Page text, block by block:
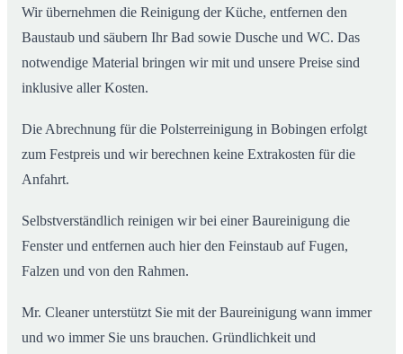
Wir übernehmen die Reinigung der Küche, entfernen den
Baustaub und säubern Ihr Bad sowie Dusche und WC. Das
notwendige Material bringen wir mit und unsere Preise sind
inklusive aller Kosten.
Die Abrechnung für die Polsterreinigung in Bobingen erfolgt
zum Festpreis und wir berechnen keine Extrakosten für die
Anfahrt.
Selbstverständlich reinigen wir bei einer Baureinigung die
Fenster und entfernen auch hier den Feinstaub auf Fugen,
Falzen und von den Rahmen.
Mr. Cleaner unterstützt Sie mit der Baureinigung wann immer
und wo immer Sie uns brauchen. Gründlichkeit und